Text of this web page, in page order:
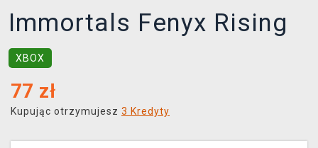
Immortals Fenyx Rising
XBOX
77 zł
Kupując otrzymujesz 3 Kredyty